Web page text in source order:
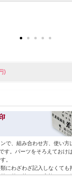
)
で、組み合わせ方、使い方
す。パーツをそろえておけ
。
にわざわざ記入しなくても
の差し替えでご家族でもご